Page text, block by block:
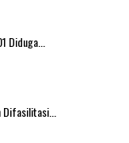
Diduga...